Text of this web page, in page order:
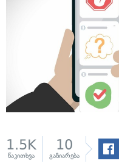
1.5K
წაკითხვა
10
გაზიარება